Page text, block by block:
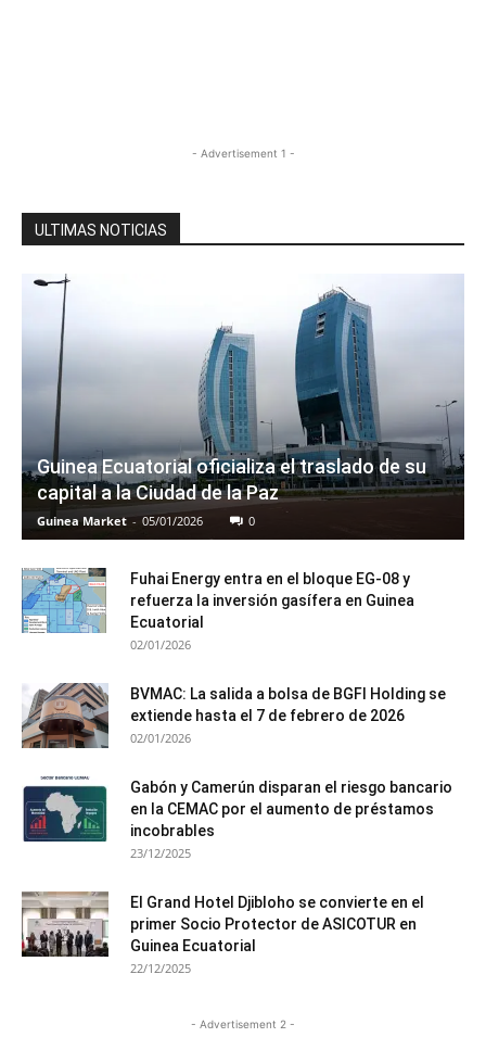
- Advertisement 1 -
ULTIMAS NOTICIAS
Guinea Ecuatorial oficializa el traslado de su
capital a la Ciudad de la Paz
Guinea Market - 05/01/2026 0
Fuhai Energy entra en el bloque EG-08 y
refuerza la inversión gasífera en Guinea
Ecuatorial
02/01/2026
BVMAC: La salida a bolsa de BGFI Holding se
extiende hasta el 7 de febrero de 2026
02/01/2026
Gabón y Camerún disparan el riesgo bancario
en la CEMAC por el aumento de préstamos
incobrables
23/12/2025
El Grand Hotel Djibloho se convierte en el
primer Socio Protector de ASICOTUR en
Guinea Ecuatorial
22/12/2025
- Advertisement 2 -